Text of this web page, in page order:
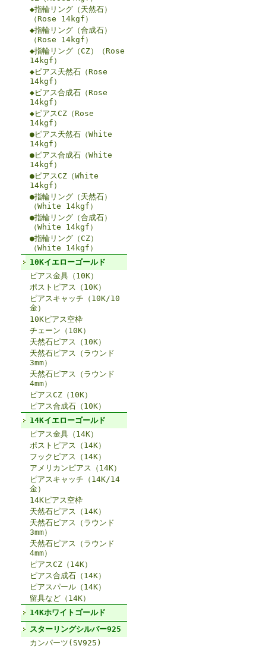
◆指輪リング（天然石）
（Rose 14kgf）
◆指輪リング（合成石）
（Rose 14kgf）
◆指輪リング（CZ）（Rose
14kgf）
◆ピアス天然石（Rose
14kgf）
◆ピアス合成石（Rose
14kgf）
◆ピアスCZ（Rose
14kgf）
●ピアス天然石（White
14kgf）
●ピアス合成石（White
14kgf）
●ピアスCZ（White
14kgf）
●指輪リング（天然石）
（White 14kgf）
●指輪リング（合成石）
（White 14kgf）
●指輪リング（CZ）
（White 14kgf）
10Kイエローゴールド
ピアス金具（10K）
ポストピアス（10K）
ピアスキャッチ（10K/10
金）
10Kピアス空枠
チェーン（10K）
天然石ピアス（10K）
天然石ピアス（ラウンド
3mm）
天然石ピアス（ラウンド
4mm）
ピアスCZ（10K）
ピアス合成石（10K）
14Kイエローゴールド
ピアス金具（14K）
ポストピアス（14K）
フックピアス（14K）
アメリカンピアス（14K）
ピアスキャッチ（14K/14
金）
14Kピアス空枠
天然石ピアス（14K）
天然石ピアス（ラウンド
3mm）
天然石ピアス（ラウンド
4mm）
ピアスCZ（14K）
ピアス合成石（14K）
ピアスパール（14K）
留具など（14K）
14Kホワイトゴールド
スターリングシルバー925
カンパーツ(SV925)